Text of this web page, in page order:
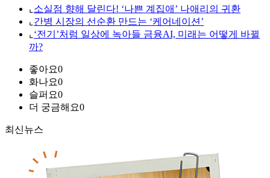
⌞ 소실점 향해 달린다! ‘나쁜 계집애’ 나애리의 귀환
⌞ 간병 시장의 선순환 만드는 ‘케어네이션’
⌞ ‘전기’처럼 일상에 녹아들 금융AI, 미래는 어떻게 바뀔
까?
좋아요0
화나요0
슬퍼요0
더 궁금해요0
최신뉴스